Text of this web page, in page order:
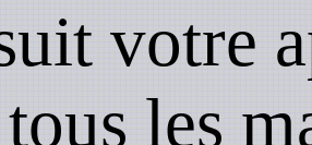
votre
les